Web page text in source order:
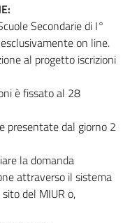
Secondarie di I°
on line.
al progetto iscrizioni
è fissato al 28
presentate dal giorno 2
la domanda
attraverso il sistema
sito del MIUR o,